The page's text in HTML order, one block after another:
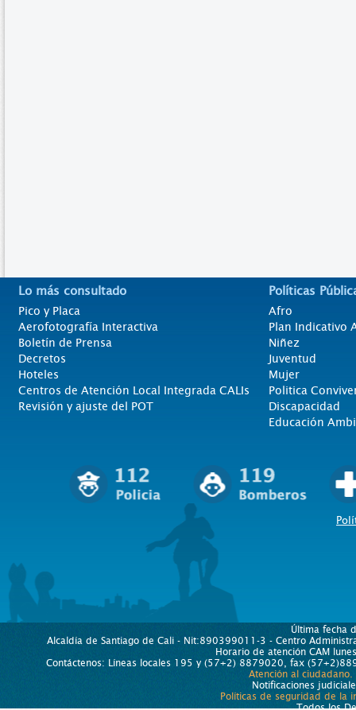
Lo más consultado
Pico y Placa
Aerofotografía Interactiva
Boletín de Prensa
Decretos
Hoteles
Centros de Atención Local Integrada CALIs
Revisión y ajuste del POT
Políticas
Afro
Plan Indicativo
Niñez
Juventud
Mujer
Politica
Discapacidad
Educación
Última fecha
Alcaldía de Santiago de Cali - Nit:890399011-3 - Centro
Horario de atención CAM
Contáctenos: Líneas locales 195 y (57+2) 8879020, fax
Atención al ciudadano.
Notificaciones
Políticas de seguridad de la
Todos los